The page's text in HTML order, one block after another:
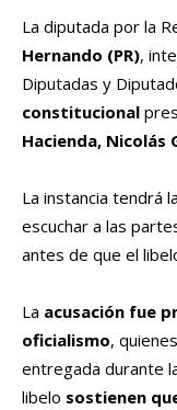
La diputada por la
Hernando (PR),
Diputadas y
constitucional
Hacienda, Nicolás
La instancia tendrá
escuchar a las
antes de que el
La acusación fue
oficialismo,
entregada durante
libelo sostienen